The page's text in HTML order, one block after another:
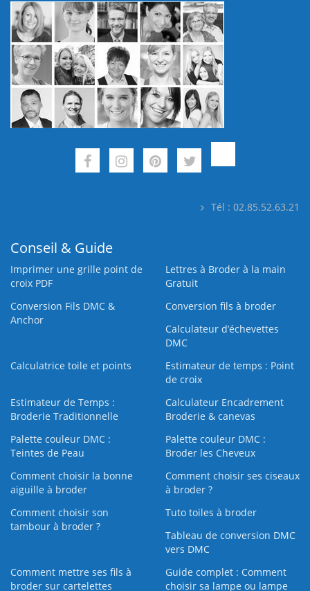
Tél : 02.85.52.63.21
Conseil & Guide
Imprimer une grille point de
croix PDF
Lettres à Broder à la main
Gratuit
Conversion Fils DMC &
Anchor
Conversion fils à broder
Calculateur d’échevettes
DMC
Calculatrice toile et points
Estimateur de temps : Point
de croix
Estimateur de Temps :
Broderie Traditionnelle
Calculateur Encadrement
Broderie & canevas
Palette couleur DMC :
Teintes de Peau
Palette couleur DMC :
Broder les Cheveux
Comment choisir la bonne
aiguille à broder
Comment choisir ses ciseaux
à broder ?
Comment choisir son
tambour à broder ?
Tuto toiles à broder
Tableau de conversion DMC
vers DMC
Comment mettre ses fils à
broder sur cartelettes
Guide complet : Comment
choisir sa lampe ou lampe